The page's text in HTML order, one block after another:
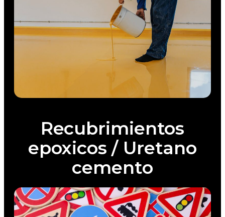
Recubrimientos
epoxicos / Uretano
cemento